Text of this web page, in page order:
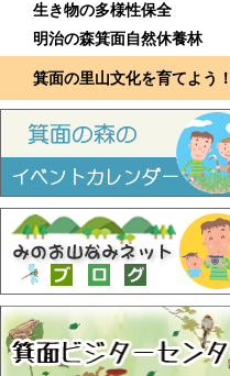
生き物の多様性保全
明治の森箕面自然休養林
箕面の里山文化を育てよう！